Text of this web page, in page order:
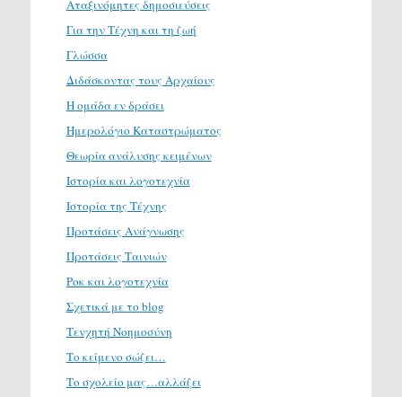
Αταξινόμητες δημοσιεύσεις
Για την Τέχνη και τη ζωή
Γλώσσα
Διδάσκοντας τους Αρχαίους
Η ομάδα εν δράσει
Ημερολόγιο Καταστρώματος
Θεωρία ανάλυσης κειμένων
Ιστορία και λογοτεχνία
Ιστορία της Τέχνης
Προτάσεις Ανάγνωσης
Προτάσεις Ταινιών
Ροκ και λογοτεχνία
Σχετικά με το blog
Τενχητή Νοημοσύνη
Το κείμενο σώζει…
Το σχολείο μας…αλλάζει